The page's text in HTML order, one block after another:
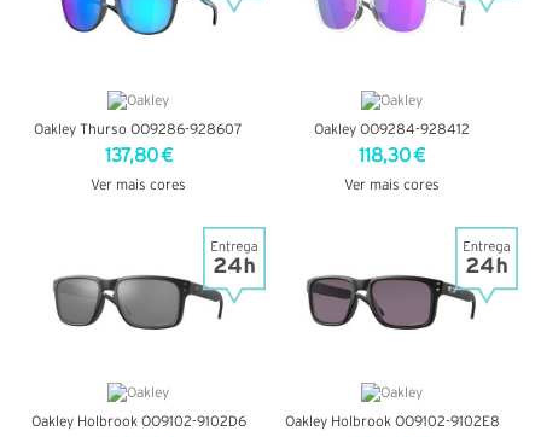
Oakley Thurso OO9286-928607
137,80 €
Ver mais cores
Oakley OO9284-928412
118,30 €
Ver mais cores
Oakley Holbrook OO9102-9102D6 Oakley Holbrook OO9102-9102E8